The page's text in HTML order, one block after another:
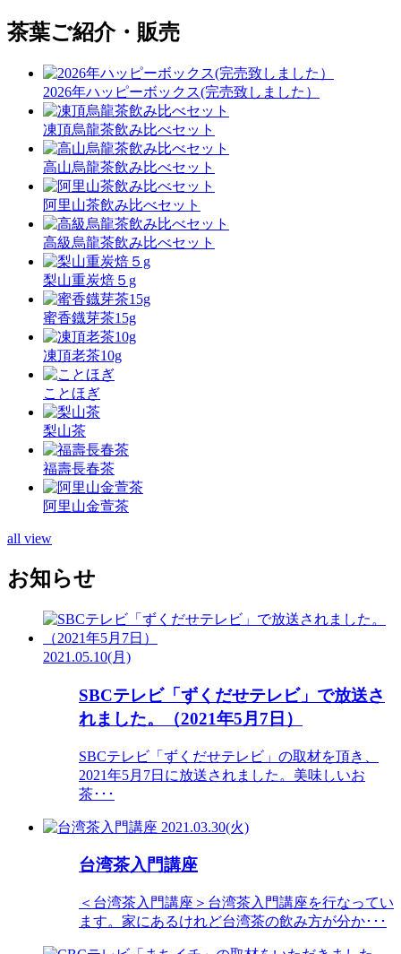
茶葉ご紹介・販売
2026年ハッピーボックス(完売致しました）
凍頂烏龍茶飲み比べセット
高山烏龍茶飲み比べセット
阿里山茶飲み比べセット
高級烏龍茶飲み比べセット
梨山重炭焙５g
蜜香鐡芽茶15g
凍頂老茶10g
ことほぎ
梨山茶
福壽長春茶
阿里山金萱茶
all view
お知らせ
2021.05.10(月)
SBCテレビ「ずくだせテレビ」で放送さ
れました。（2021年5月7日）
SBCテレビ「ずくだせテレビ」の取材を頂き、
2021年5月7日に放送されました。美味しいお
茶･･･
2021.03.30(火)
台湾茶入門講座
＜台湾茶入門講座＞台湾茶入門講座を行なってい
ます。家にあるけれど台湾茶の飲み方が分か･･･